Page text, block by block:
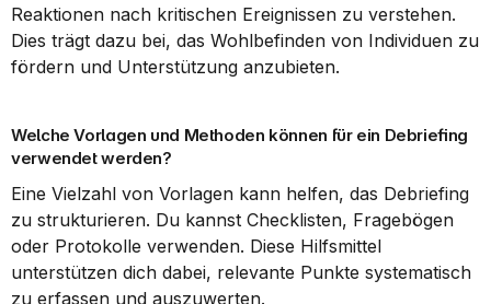
Reaktionen nach kritischen Ereignissen zu verstehen.
Dies trägt dazu bei, das Wohlbefinden von Individuen zu
fördern und Unterstützung anzubieten.
Welche Vorlagen und Methoden können für ein Debriefing
verwendet werden?
Eine Vielzahl von Vorlagen kann helfen, das Debriefing
zu strukturieren. Du kannst Checklisten, Fragebögen
oder Protokolle verwenden. Diese Hilfsmittel
unterstützen dich dabei, relevante Punkte systematisch
zu erfassen und auszuwerten.